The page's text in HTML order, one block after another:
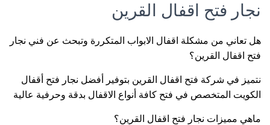
نجار فتح اقفال القرين
هل تعاني من مشكلة اقفال الابواب المتكررة وتبحث عن فني نجار
فتح اقفال القرين؟
نتميز في شركة فتح اقفال القرين بتوفير أفضل نجار فتح أقفال
الكويت المتخصص في فتح كافة أنواع الاقفال بدقة وحرفية عالية
ماهي مميزات نجار فتح اقفال القرين؟